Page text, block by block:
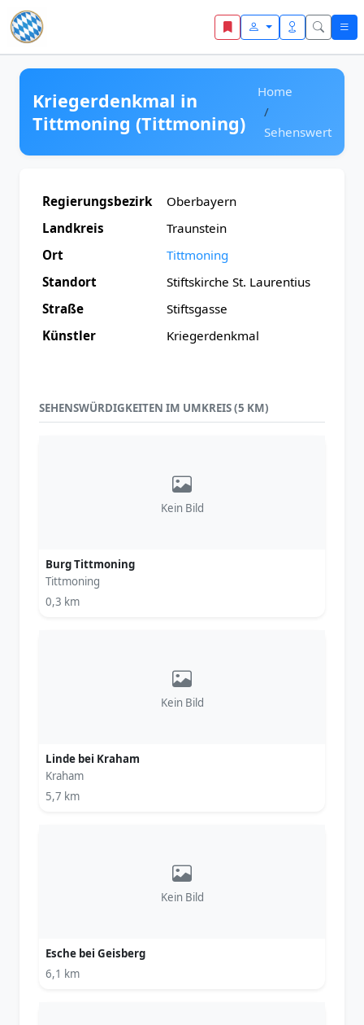
Zum Inhalt springen
Kriegerdenkmal in
Tittmoning (Tittmoning)
Home
Sehenswert
Regierungsbezirk
Oberbayern
Landkreis
Traunstein
Ort
Tittmoning
Standort
Stiftskirche St. Laurentius
Straße
Stiftsgasse
Künstler
Kriegerdenkmal
SEHENSWÜRDIGKEITEN IM UMKREIS (5 KM)
Kein Bild
Burg Tittmoning
Tittmoning
0,3 km
Kein Bild
Linde bei Kraham
Kraham
5,7 km
Kein Bild
Esche bei Geisberg
6,1 km